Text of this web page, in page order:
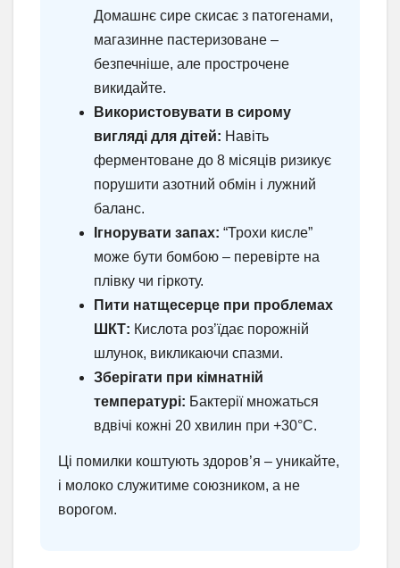
Домашнє сире скисає з патогенами,
магазинне пастеризоване –
безпечніше, але прострочене
викидайте.
Використовувати в сирому
вигляді для дітей: Навіть
ферментоване до 8 місяців ризикує
порушити азотний обмін і лужний
баланс.
Ігнорувати запах: “Трохи кисле”
може бути бомбою – перевірте на
плівку чи гіркоту.
Пити натщесерце при проблемах
ШКТ: Кислота роз’їдає порожній
шлунок, викликаючи спазми.
Зберігати при кімнатній
температурі: Бактерії множаться
вдвічі кожні 20 хвилин при +30°C.
Ці помилки коштують здоров’я – уникайте,
і молоко служитиме союзником, а не
ворогом.